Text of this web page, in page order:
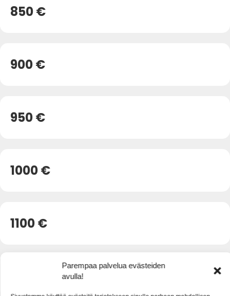
Parempaa palvelua evästeiden
avulla!
850 €
900 €
950 €
1000 €
1100 €